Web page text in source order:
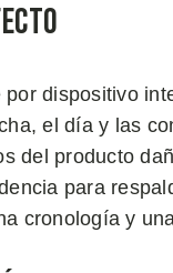
dispositivo
el día y las
del producto
para
cronología y